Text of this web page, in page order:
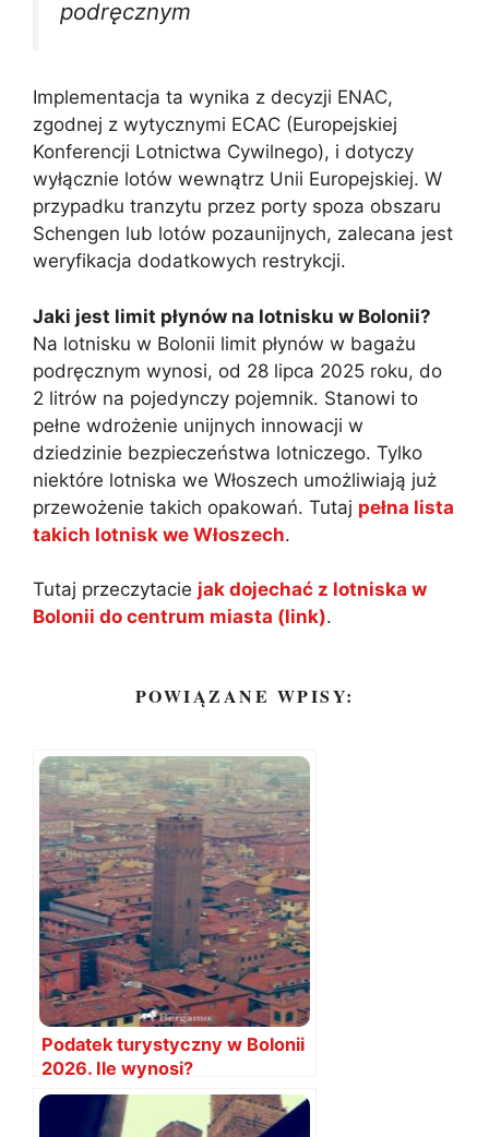
podręcznym
Implementacja ta wynika z decyzji ENAC,
zgodnej z wytycznymi ECAC (Europejskiej
Konferencji Lotnictwa Cywilnego), i dotyczy
wyłącznie lotów wewnątrz Unii Europejskiej. W
przypadku tranzytu przez porty spoza obszaru
Schengen lub lotów pozaunijnych, zalecana jest
weryfikacja dodatkowych restrykcji.
Jaki jest limit płynów na lotnisku w Bolonii?
Na lotnisku w Bolonii limit płynów w bagażu
podręcznym wynosi, od 28 lipca 2025 roku, do
2 litrów na pojedynczy pojemnik. Stanowi to
pełne wdrożenie unijnych innowacji w
dziedzinie bezpieczeństwa lotniczego. Tylko
niektóre lotniska we Włoszech umożliwiają już
przewożenie takich opakowań. Tutaj pełna lista
takich lotnisk we Włoszech.
Tutaj przeczytacie jak dojechać z lotniska w
Bolonii do centrum miasta (link).
POWIĄZANE WPISY:
Podatek turystyczny w Bolonii
2026. Ile wynosi?